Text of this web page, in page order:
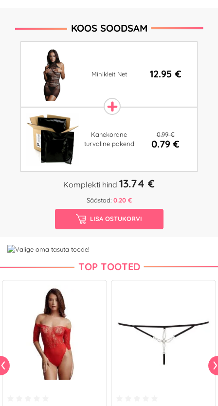
KOOS SOODSAM
Minikleit Net 12.95 €
Kahekordne
turvaline pakend
0.99 €
0.79 €
Komplekti hind 13.74 €
Säästad: 0.20 €
LISA OSTUKORVI
TOP TOOTED